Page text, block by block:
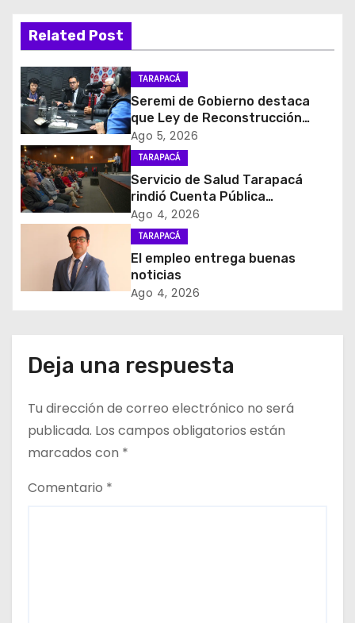
a
c
i
ó
n
d
r
a
d
Related Post
TARAPACÁ
Seremi de Gobierno destaca
que Ley de Reconstrucción
Nacional impulsará la inversión
y el empleo en Tarapacá
Ago 5, 2026
TARAPACÁ
Servicio de Salud Tarapacá
rindió Cuenta Pública
Participativa
Ago 4, 2026
TARAPACÁ
El empleo entrega buenas
noticias
Ago 4, 2026
Deja una respuesta
Tu dirección de correo electrónico no será
publicada. Los campos obligatorios están
marcados con *
Comentario *